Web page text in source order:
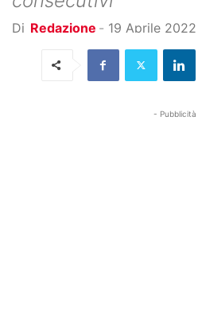
Di Redazione - 19 Aprile 2022
- Pubblicità